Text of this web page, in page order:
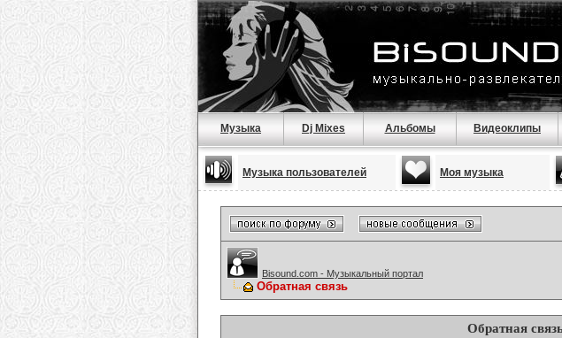
Музыка Dj Mixes Альбомы Видеоклипы
Музыка пользователей Моя музыка
Bisound.com - Музыкальный портал
Обратная связь
Обратная